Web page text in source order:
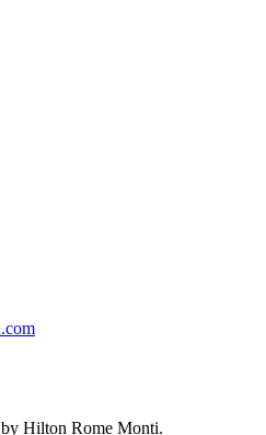
by Hilton Rome Monti.